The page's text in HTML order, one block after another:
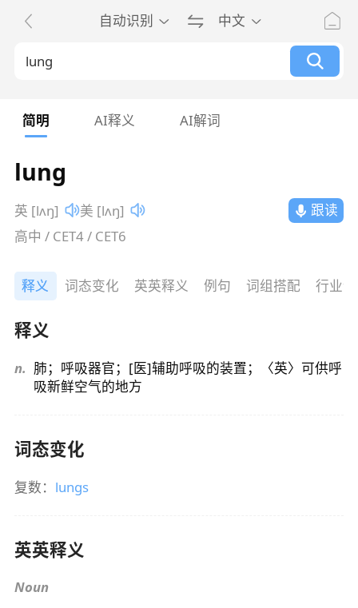
自动识别 中文
简明 AI释义 AI解词
lung
英 [lʌŋ] 美 [lʌŋ]
跟读
高中 / CET4 / CET6
释义 词态变化 英英释义 例句 词组搭配 行业
释义
n. 肺；呼吸器官；[医]辅助呼吸的装置；〈英〉可供呼
吸新鲜空气的地方
词态变化
复数： lungs
英英释义
Noun